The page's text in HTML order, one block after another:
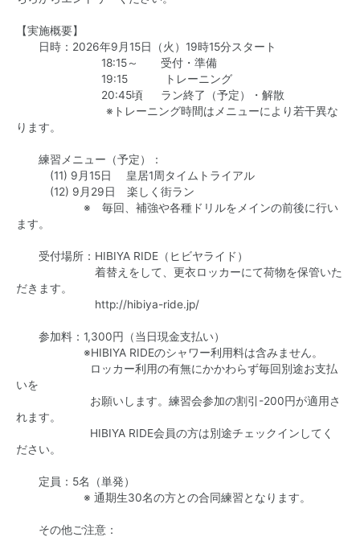
【実施概要】
日時：2026年9月15日（火）19時15分スタート
18:15～ 受付・準備
19:15 トレーニング
20:45頃 ラン終了（予定）・解散
※トレーニング時間はメニューにより若干異な
ります。
練習メニュー（予定）：
(11) 9月15日 皇居1周タイムトライアル
(12) 9月29日 楽しく街ラン
※ 毎回、補強や各種ドリルをメインの前後に行い
ます。
受付場所：HIBIYA RIDE（ヒビヤライド）
着替えをして、更衣ロッカーにて荷物を保管いた
だきます。
http://hibiya-ride.jp/
参加料：1,300円（当日現金支払い）
※HIBIYA RIDEのシャワー利用料は含みません。
ロッカー利用の有無にかかわらず毎回別途お支払
いを
お願いします。練習会参加の割引-200円が適用さ
れます。
HIBIYA RIDE会員の方は別途チェックインしてく
ださい。
定員：5名（単発）
※ 通期生30名の方との合同練習となります。
その他ご注意：